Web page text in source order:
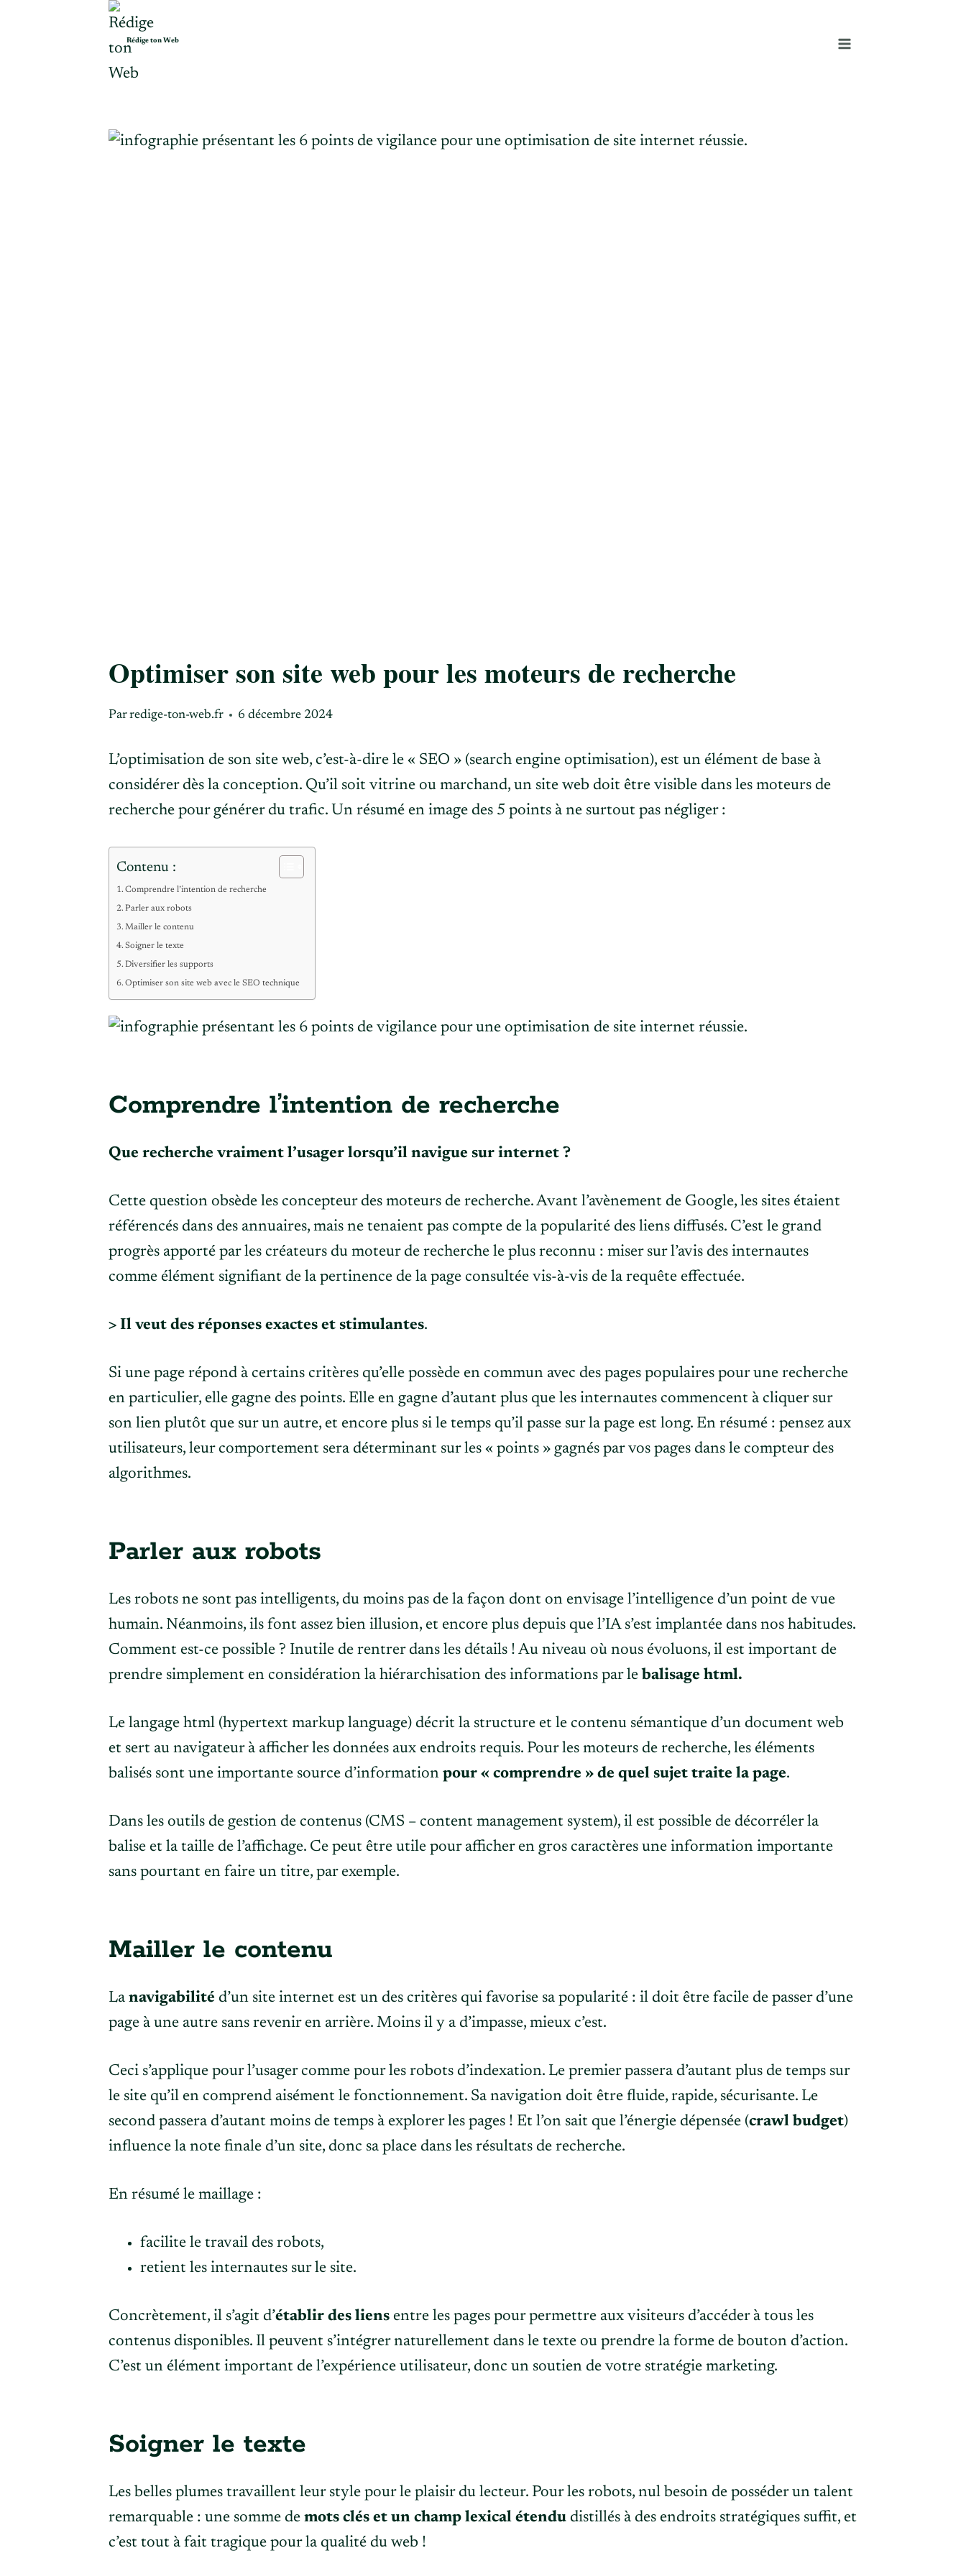
Rédige ton Web
Optimiser son site web pour les moteurs de recherche
Parredige-ton-web.fr 6 décembre 2024
L’optimisation de son site web, c’est-à-dire le « SEO » (search engine optimisation), est un élément de base à
considérer dès la conception. Qu’il soit vitrine ou marchand, un site web doit être visible dans les moteurs de
recherche pour générer du trafic. Un résumé en image des 5 points à ne surtout pas négliger :
Contenu :
Comprendre l’intention de recherche
Parler aux robots
Mailler le contenu
Soigner le texte
Diversifier les supports
Optimiser son site web avec le SEO technique
Comprendre l’intention de recherche
Que recherche vraiment l’usager lorsqu’il navigue sur internet ?
Cette question obsède les concepteur des moteurs de recherche. Avant l’avènement de Google, les sites étaient
référencés dans des annuaires, mais ne tenaient pas compte de la popularité des liens diffusés. C’est le grand
progrès apporté par les créateurs du moteur de recherche le plus reconnu : miser sur l’avis des internautes
comme élément signifiant de la pertinence de la page consultée vis-à-vis de la requête effectuée.
> Il veut des réponses exactes et stimulantes.
Si une page répond à certains critères qu’elle possède en commun avec des pages populaires pour une recherche
en particulier, elle gagne des points. Elle en gagne d’autant plus que les internautes commencent à cliquer sur
son lien plutôt que sur un autre, et encore plus si le temps qu’il passe sur la page est long. En résumé : pensez aux
utilisateurs, leur comportement sera déterminant sur les « points » gagnés par vos pages dans le compteur des
algorithmes.
Parler aux robots
Les robots ne sont pas intelligents, du moins pas de la façon dont on envisage l’intelligence d’un point de vue
humain. Néanmoins, ils font assez bien illusion, et encore plus depuis que l’IA s’est implantée dans nos habitudes.
Comment est-ce possible ? Inutile de rentrer dans les détails ! Au niveau où nous évoluons, il est important de
prendre simplement en considération la hiérarchisation des informations par le balisage html.
Le langage html (hypertext markup language) décrit la structure et le contenu sémantique d’un document web
et sert au navigateur à afficher les données aux endroits requis. Pour les moteurs de recherche, les éléments
balisés sont une importante source d’information pour « comprendre » de quel sujet traite la page.
Dans les outils de gestion de contenus (CMS – content management system), il est possible de décorréler la
balise et la taille de l’affichage. Ce peut être utile pour afficher en gros caractères une information importante
sans pourtant en faire un titre, par exemple.
Mailler le contenu
La navigabilité d’un site internet est un des critères qui favorise sa popularité : il doit être facile de passer d’une
page à une autre sans revenir en arrière. Moins il y a d’impasse, mieux c’est.
Ceci s’applique pour l’usager comme pour les robots d’indexation. Le premier passera d’autant plus de temps sur
le site qu’il en comprend aisément le fonctionnement. Sa navigation doit être fluide, rapide, sécurisante. Le
second passera d’autant moins de temps à explorer les pages ! Et l’on sait que l’énergie dépensée (crawl budget)
influence la note finale d’un site, donc sa place dans les résultats de recherche.
En résumé le maillage :
facilite le travail des robots,
retient les internautes sur le site.
Concrètement, il s’agit d’établir des liens entre les pages pour permettre aux visiteurs d’accéder à tous les
contenus disponibles. Il peuvent s’intégrer naturellement dans le texte ou prendre la forme de bouton d’action.
C’est un élément important de l’expérience utilisateur, donc un soutien de votre stratégie marketing.
Soigner le texte
Les belles plumes travaillent leur style pour le plaisir du lecteur. Pour les robots, nul besoin de posséder un talent
remarquable : une somme de mots clés et un champ lexical étendu distillés à des endroits stratégiques suffit, et
c’est tout à fait tragique pour la qualité du web !